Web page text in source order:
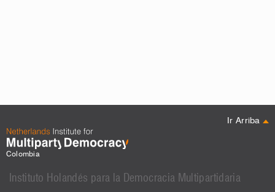
Ir Arriba
Colombia
Instituto Holandés para la Democracia Multipartidaria